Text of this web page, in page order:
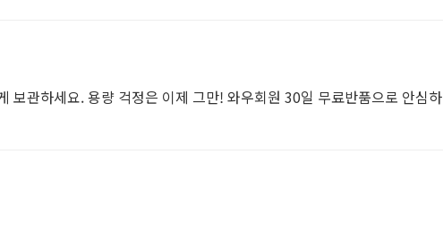
보관하세요. 용량 걱정은 이제 그만! 와우회원 30일 무료반품으로 안심하